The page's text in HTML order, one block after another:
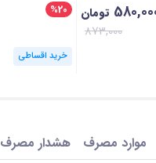
تومان
873,000
%20
خرید اقساطی
موارد مصرف هشدار مصرف